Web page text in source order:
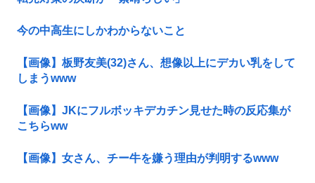
今の中高生にしかわからないこと
【画像】板野友美(32)さん、想像以上にデカい乳をして
しまうwww
【画像】JKにフルボッキデカチン見せた時の反応集が
こちらww
【画像】女さん、チー牛を嫌う理由が判明するwww